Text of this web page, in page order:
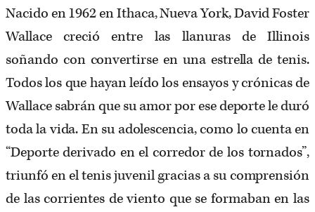
Nacido en 1962 en Ithaca, Nueva York, David Foster
Wallace creció entre las llanuras de Illinois
soñando con convertirse en una estrella de tenis.
Todos los que hayan leído los ensayos y crónicas de
Wallace sabrán que su amor por ese deporte le duró
toda la vida. En su adolescencia, como lo cuenta en
“Deporte derivado en el corredor de los tornados”,
triunfó en el tenis juvenil gracias a su comprensión
de las corrientes de viento que se formaban en las